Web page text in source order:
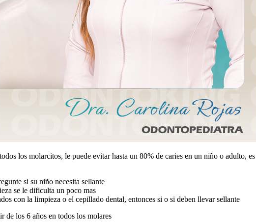
los molarcitos, le puede evitar hasta un 80% de caries en un niño o adulto,
si su niño necesita sellante
se le dificulta un poco mas
con la limpieza o el cepillado dental, entonces si o si deben llevar sellante
de los 6 años en todos los molares